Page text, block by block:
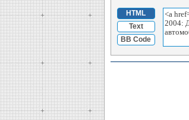
HTML
Text
BB Code